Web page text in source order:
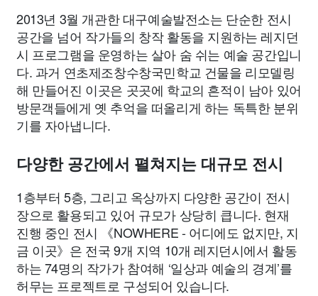
2013년 3월 개관한 대구예술발전소는 단순한 전시
공간을 넘어 작가들의 창작 활동을 지원하는 레지던
시 프로그램을 운영하는 살아 숨 쉬는 예술 공간입니
다. 과거 연초제조창수창국민학교 건물을 리모델링
해 만들어진 이곳은 곳곳에 학교의 흔적이 남아 있어
방문객들에게 옛 추억을 떠올리게 하는 독특한 분위
기를 자아냅니다.
다양한 공간에서 펼쳐지는 대규모 전시
1층부터 5층, 그리고 옥상까지 다양한 공간이 전시
장으로 활용되고 있어 규모가 상당히 큽니다. 현재
진행 중인 전시 《NOWHERE - 어디에도 없지만, 지
금 이곳》은 전국 9개 지역 10개 레지던시에서 활동
하는 74명의 작가가 참여해 ‘일상과 예술의 경계’를
허무는 프로젝트로 구성되어 있습니다.